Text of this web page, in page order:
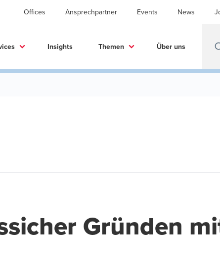
Offices Ansprechpartner Events News
Insights Themen Über uns
Gründen